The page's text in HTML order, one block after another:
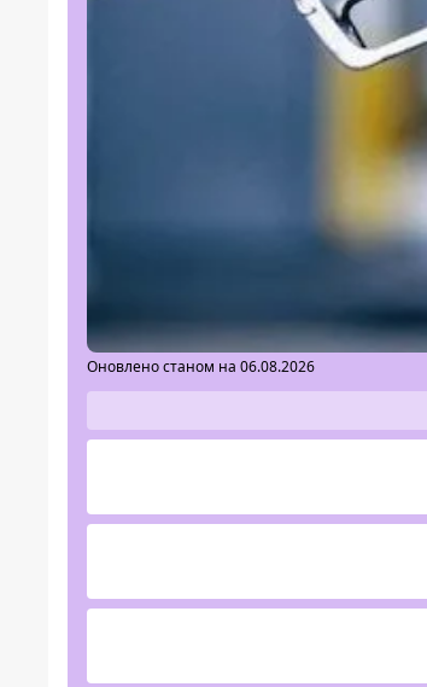
Оновлено станом на 06.08.2026